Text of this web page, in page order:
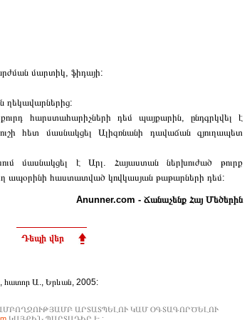
մարտիկ, ֆիդայի:
ղեկավարներից:
հարստահարիչների դեմ պայքարին, ընդգրկվել է
հետ մասնակցել Ալիզռնանի դավաճան գյուղապետ
մասնակցել է Արլ. Հայաստան ներխուժած թուրք
ապօրինի հաստատված կովկասյան թաթարների դեմ:
Anunner.com - Ճանաչենք Հայ Մեծերին
Դեպի վեր
հատոր Ա., Երևան, 2005:
ԱՐՏԱՏՊԵԼՈՒ ԿԱՄ ՕԳՏԱԳՈՐԾԵԼՈՒ